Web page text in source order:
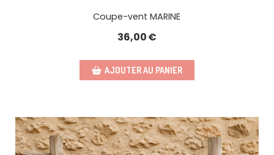
Coupe-vent MARINE
36,00€
AJOUTER AU PANIER